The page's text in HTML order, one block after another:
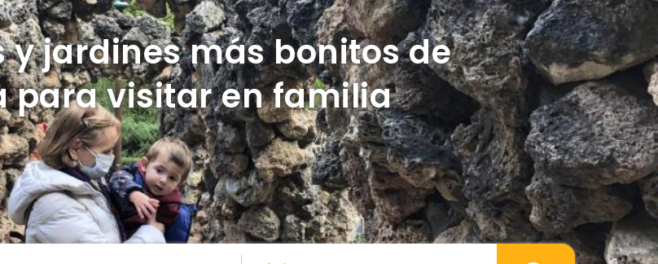
y jardines más bonitos de
para visitar en familia